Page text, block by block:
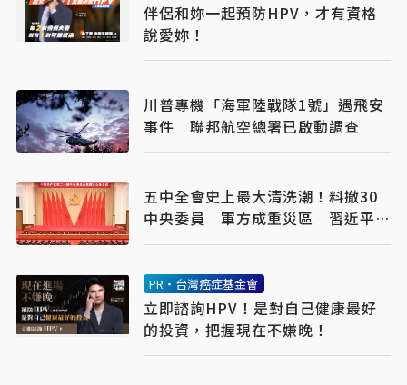
伴侶和妳一起預防HPV，才有資格
說愛妳！
川普專機「海軍陸戰隊1號」遇飛安
事件 聯邦航空總署已啟動調查
五中全會史上最大清洗潮！料撤30
中央委員 軍方成重災區 習近平強
化震懾迎21大
PR・台灣癌症基金會
立即諮詢HPV！是對自己健康最好
的投資，把握現在不嫌晚！